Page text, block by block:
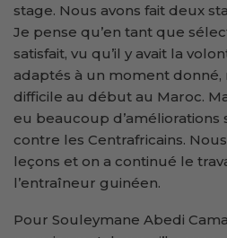
stage. Nous avons fait deux
Je pense qu’en tant que
satisfait, vu qu’il y avait la
adaptés à un moment donné,
difficile au début au Maroc.
eu beaucoup
contre les Centrafricains.
leçons et on a continué le
l’entraîneur guinéen.
Pour Souleymane Abedi